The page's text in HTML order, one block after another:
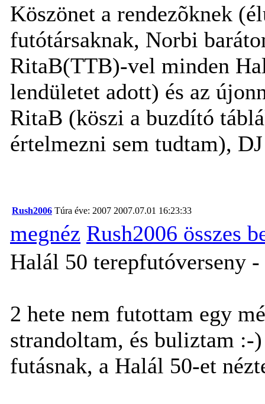
Köszönet a rendezõknek
futótársaknak, Norbi
RitaB(TTB)-vel minden
lendületet adott) és az
RitaB (köszi a buzdító
értelmezni sem tudtam),
Rush2006 Túra éve: 2007 2007.07.01 16:23:33
megnéz Rush2006 összes
Halál 50 terepfutóverseny
2 hete nem futottam egy
strandoltam, és buliztam
futásnak, a Halál 50-et